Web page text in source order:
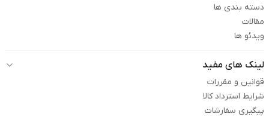
دسته بندی ها
مقالات
ویدئو ها
لینک های مفید
قوانین و مقررات
شرایط استرداد کالا
پیگیری سفارشات